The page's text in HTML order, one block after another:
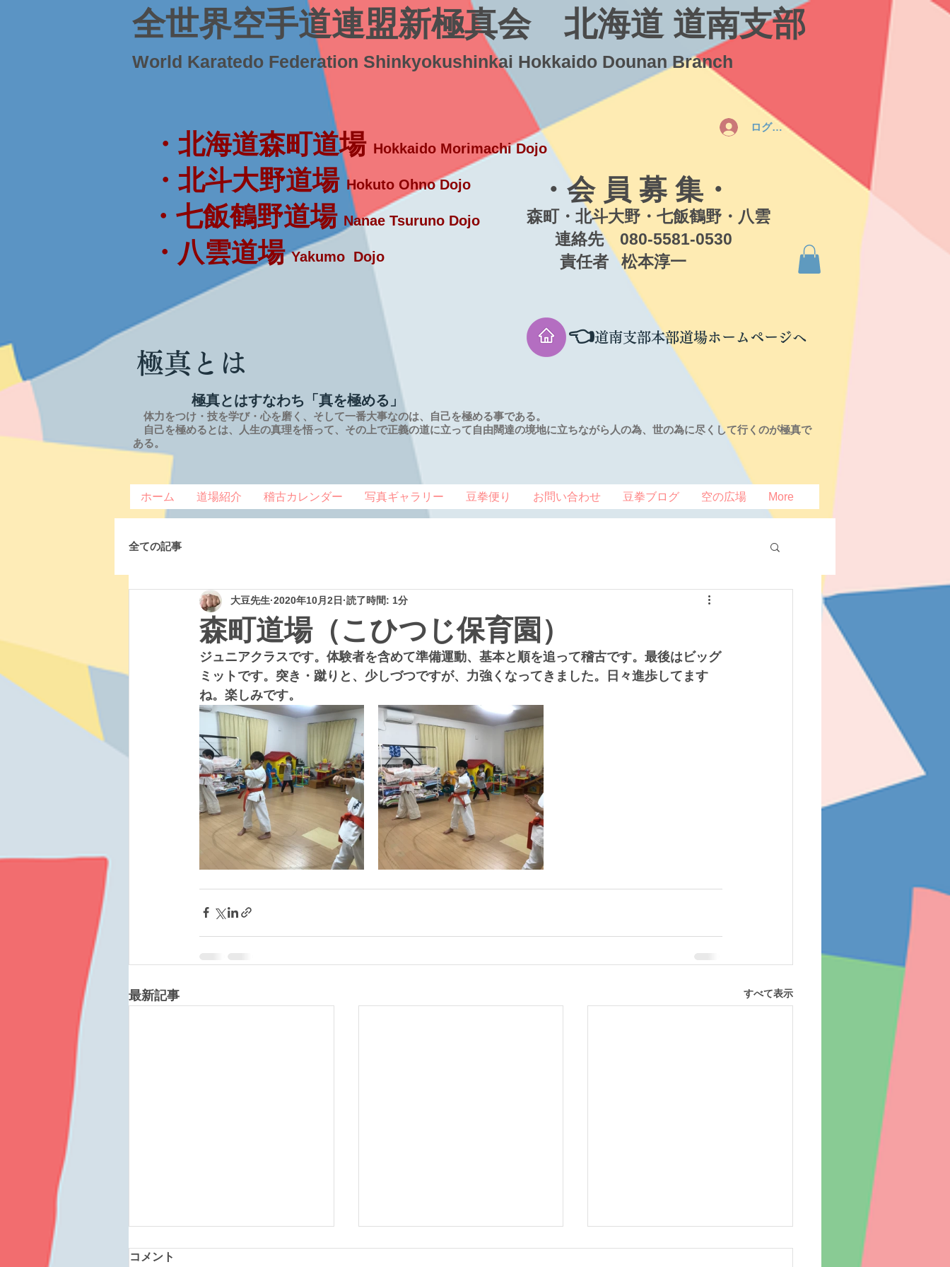
全世界空手道連盟新極真会 北海道 道南支部
World Karatedo Federation Shinkyokushinkai Hokkaido Dounan Branch
ログイン
・会 員 募 集・
森町・北斗大野・七飯鶴野・八雲
連絡先 080-5581-0530
責任者 松本淳一
・北海道森町道場 Hokkaido Morimachi Dojo
・北斗大野道場 Hokuto Ohno Dojo
・七飯鶴野道場 Nanae Tsuruno Dojo
・八雲道場 Yakumo Dojo
極真とは
👈道南支部本部道場ホームページへ
極真とはすなわち「真を極める」
体力をつけ・技を学び・心を磨く、そして一番大事なのは、自己を極める事である。
自己を極めるとは、
人生の真理を悟って、その上で正義の道に立って自由闊達の境地に立ちながら人の為、世の為に尽くして行くのが極真で
ある。
ホーム 道場紹介 稽古カレンダー 写真ギャラリー 豆拳便り お問い合わせ 豆拳ブログ 空の広場 More
全ての記事
森町道場（こひつじ保育園）
大豆先生 2020年10月2日 読了時間: 1分
ジュニアクラスです。体験者を含めて準備運動、基本と順を追って稽古です。最後はビッグ
ミットです。突き・蹴りと、少しづつですが、力強くなってきました。日々進歩してます
ね。楽しみです。
最新記事 すべて表示
コメント